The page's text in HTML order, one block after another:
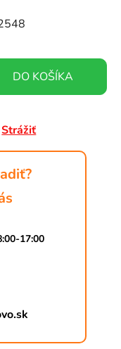
DO KOŠÍKA
Strážiť
17:00